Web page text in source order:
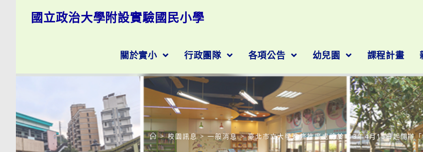
國立政治大學附設實驗國民小學
關於實小 行政團隊 各項公告 幼兒園 課程計畫
部落格
> 校園訊息 > 一般消息 > 臺北市立大學進修推廣處將於113年4月15日起開辦